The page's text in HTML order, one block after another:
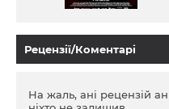
Рецензії/Коментарі
На жаль, ані рецензій